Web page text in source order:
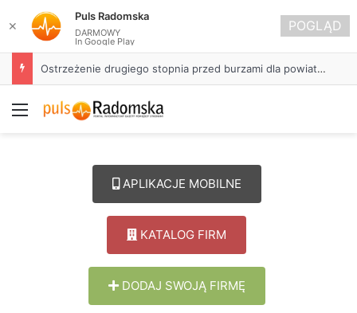
Ostrzeżenie drugiego stopnia przed burzami dla powiatu radomszczańskiego
Menu
APLIKACJE MOBILNE
KATALOG FIRM
DODAJ SWOJĄ FIRMĘ
✕
Puls Radomska
DARMOWY
In Google Play
POGLĄD